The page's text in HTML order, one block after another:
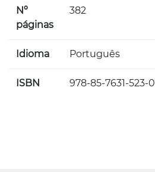
Nº
páginas
382
Idioma Português
ISBN 978-85-7631-523-0